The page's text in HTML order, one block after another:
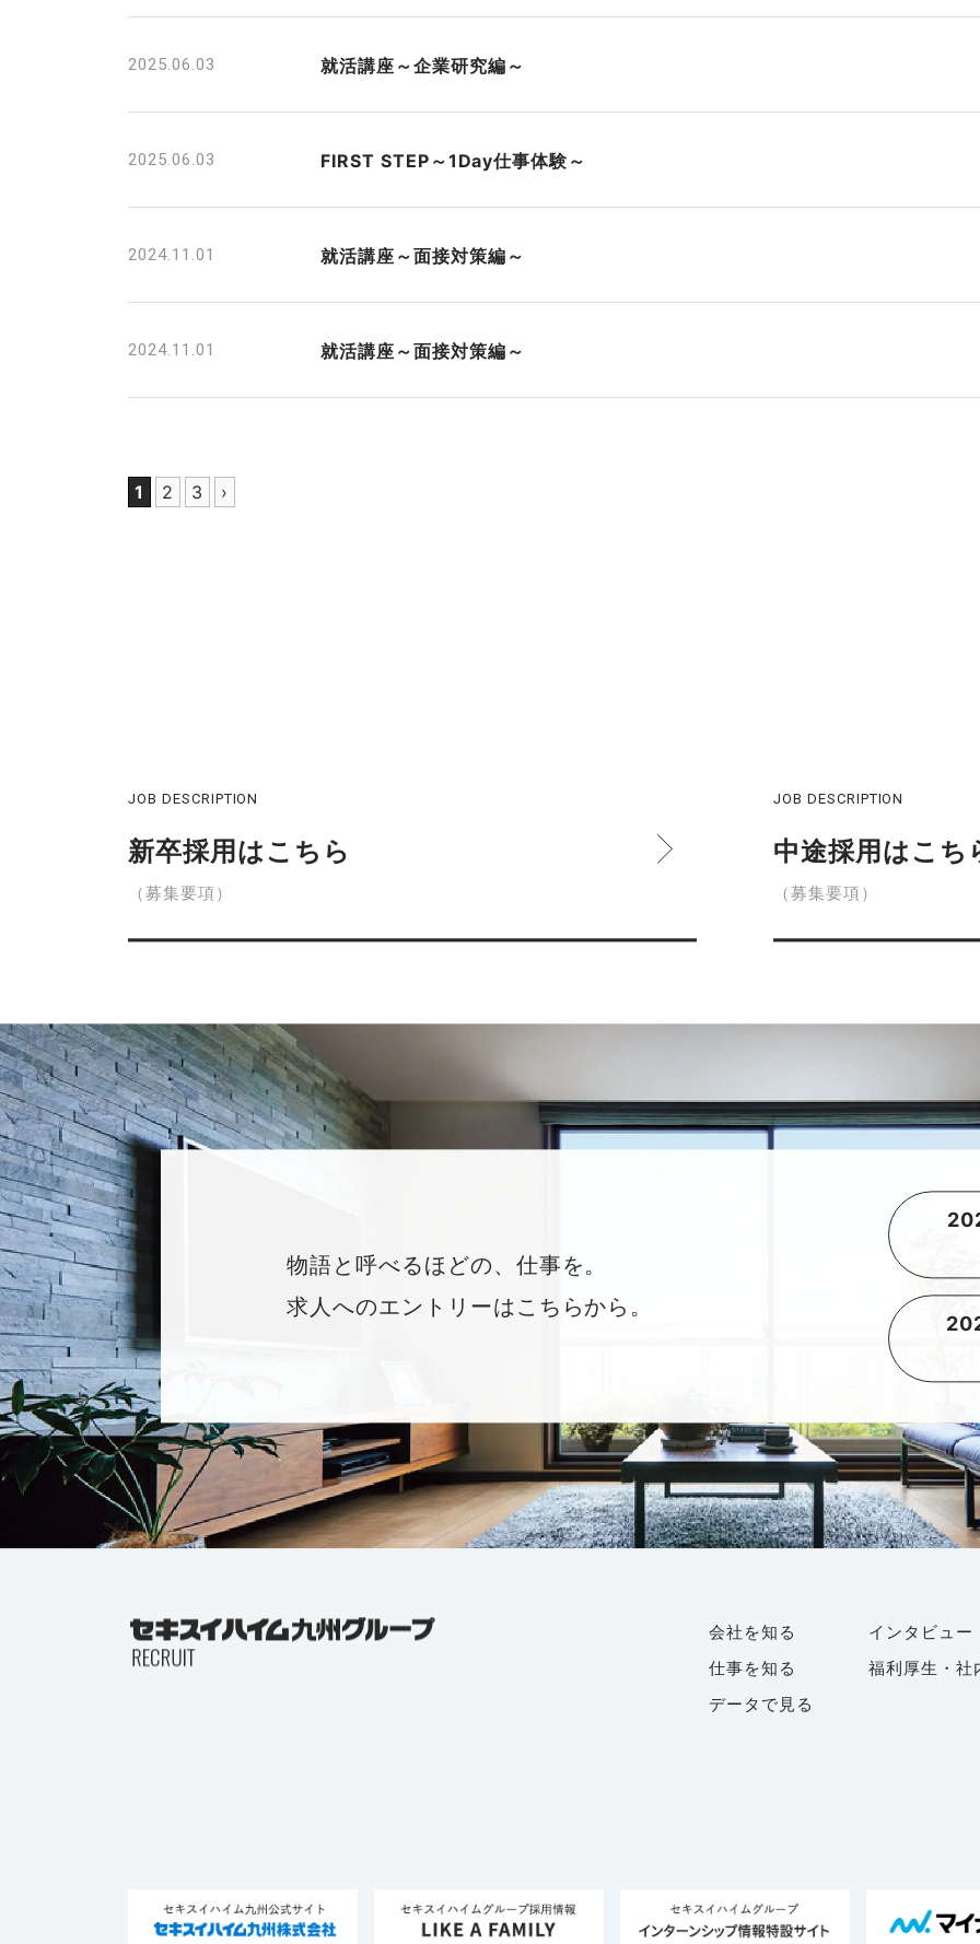
2025.06.03 就活講座～企業研究編～
2025.06.03 FIRST STEP～1Day仕事体験～
2024.11.01 就活講座～面接対策編～
2024.11.01 就活講座～面接対策編～
1 2 3 ›
JOB DESCRIPTION
新卒採用はこちら
（募集要項）
JOB DESCRIPTION
中途採用はこち
（募集要項）
物語と呼べるほどの、仕事を。
求人へのエントリーはこちらから。
会社を知る
仕事を知る
データで見る
インタビュー
福利厚生・社